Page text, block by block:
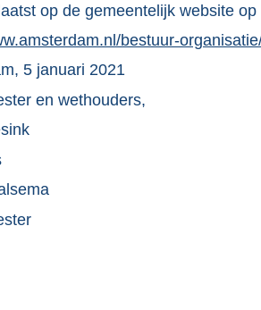
t
e
r
l
op de gemeentelijk website op
bestuur-
5 januari 2021
en wethouders,